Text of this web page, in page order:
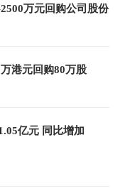
万元回购公司股份
港元回购80万股
亿元 同比增加